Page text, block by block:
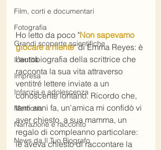
Film, corti e documentari
Fotografia
Grandi scoperte scientifiche
Identità
Impresa
Infanzia e adolescenza
Memoria
Narrazione e racconto
News da Il Tuo Biografo
Ho letto da poco "Non sapevamo
giocare a niente" di Emma Reyes: è
l'autobiografia della scrittrice che
racconta la sua vita attraverso
ventitré lettere inviate a un
conoscente lontano. Ricordo che,
tanti anni fa, un'amica mi confidò vi
aver chiesto, a sua mamma, un
regalo di compleanno particolare:
le aveva chiesto di raccontare la